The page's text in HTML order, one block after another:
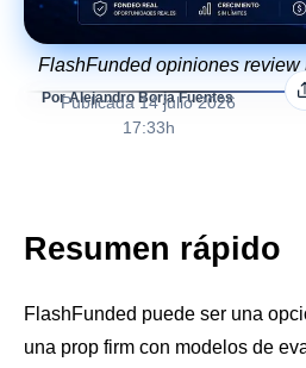
FlashFunded opiniones review
Por Alejandro Borja Fuentes
Publicada 14 julio 2026
17:33h
Resumen rápido
FlashFunded puede ser una
una prop firm con modelos de